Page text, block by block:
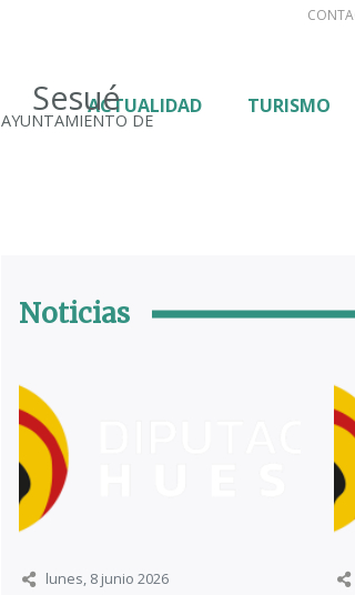
Sesué
AYUNTAMIENTO DE
ACTUALIDAD TURISMO
Noticias
lunes, 8 junio 2026